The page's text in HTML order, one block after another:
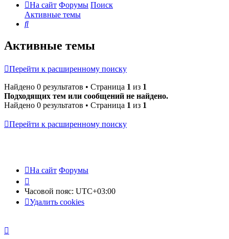
На сайт Форумы Поиск
Активные темы
Поиск
Активные темы
Перейти к расширенному поиску
Найдено 0 результатов • Страница 1 из 1
Подходящих тем или сообщений не найдено.
Найдено 0 результатов • Страница 1 из 1
Перейти к расширенному поиску
На сайт Форумы
Часовой пояс: UTC+03:00
Удалить cookies